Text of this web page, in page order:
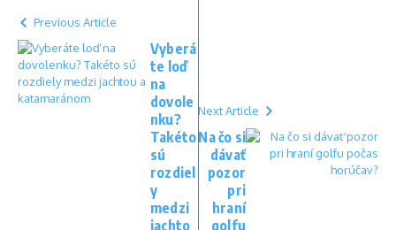
Previous Article
Vyberá
te loď
na
dovole
nku?
Takéto
sú
rozdiel
y
medzi
jachto
Next Article
Na čo si
dávať
pozor
pri
hraní
golfu